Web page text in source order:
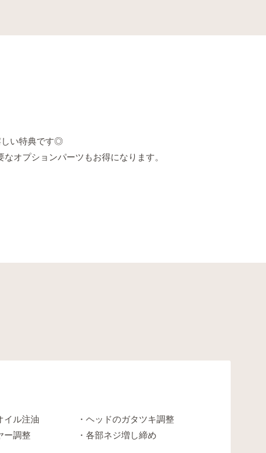
しい特典です◎
オプションパーツもお得になります。
イル注油
ヘッドのガタツキ調整
ー調整 各部ネジ増し締め